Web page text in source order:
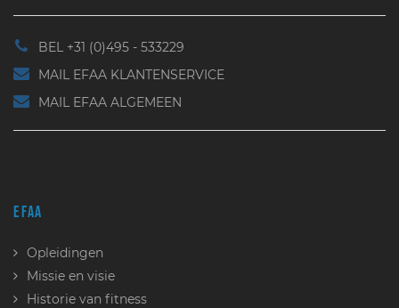
BEL +31 (0)495 - 533229
MAIL EFAA KLANTENSERVICE
MAIL EFAA ALGEMEEN
EFAA
Opleidingen
Missie en visie
Historie van fitness